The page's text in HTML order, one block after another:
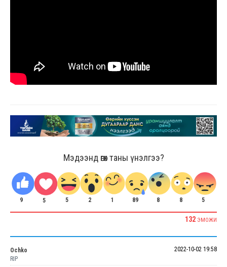
Мэдээнд өгөх таны үнэлгээ?
9 5 5 2 1 89 8 8 5
132 ЭМОЖИ
Ochko
2022-10-02 19:58
RIP